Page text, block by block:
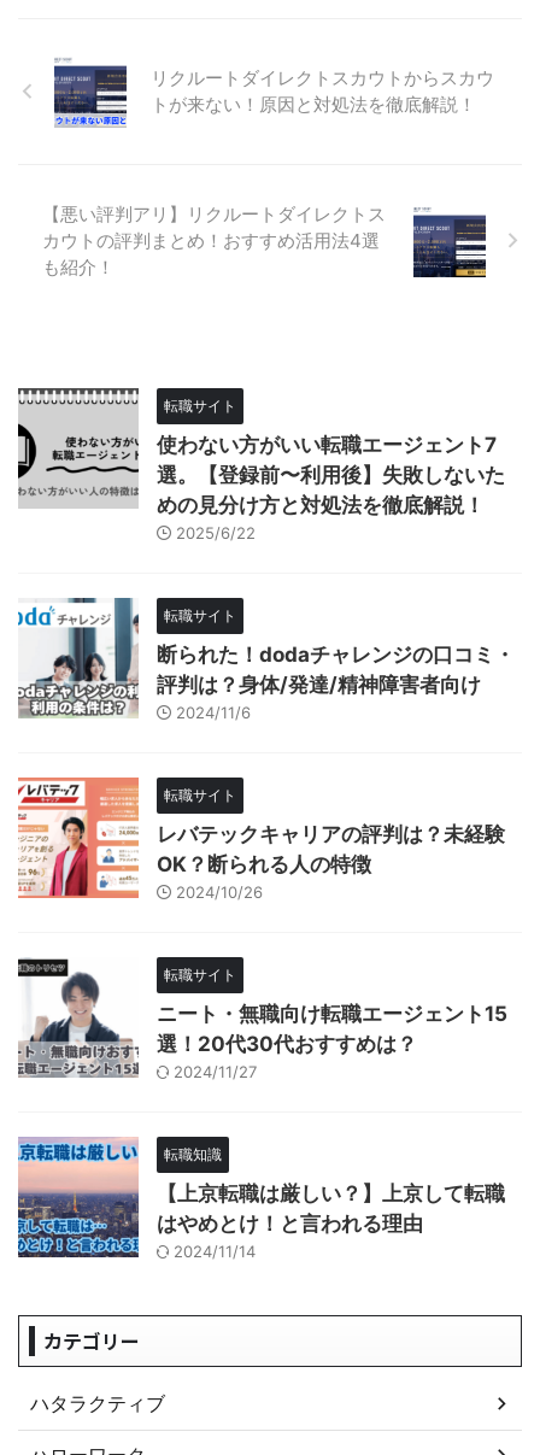
リクルートダイレクトスカウトからスカウ
トが来ない！原因と対処法を徹底解説！
【悪い評判アリ】リクルートダイレクトス
カウトの評判まとめ！おすすめ活用法4選
も紹介！
転職サイト
使わない方がいい転職エージェント7
選。【登録前〜利用後】失敗しないた
めの見分け方と対処法を徹底解説！
2025/6/22
転職サイト
断られた！dodaチャレンジの口コミ・
評判は？身体/発達/精神障害者向け
2024/11/6
転職サイト
レバテックキャリアの評判は？未経験
OK？断られる人の特徴
2024/10/26
転職サイト
ニート・無職向け転職エージェント15
選！20代30代おすすめは？
2024/11/27
転職知識
【上京転職は厳しい？】上京して転職
はやめとけ！と言われる理由
2024/11/14
カテゴリー
ハタラクティブ